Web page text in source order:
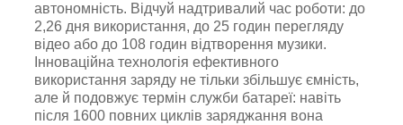
автономність. Відчуй надтривалий час роботи: до
2,26 дня використання, до 25 годин перегляду
відео або до 108 годин відтворення музики.
Інноваційна технологія ефективного
використання заряду не тільки збільшує ємність,
але й подовжує термін служби батареї: навіть
після 1600 повних циклів заряджання вона